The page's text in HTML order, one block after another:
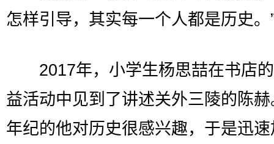
怎样引导，其实每一个人都是历史。
2017年，小学生杨思喆在书店
益活动中见到了讲述关外三陵的陈
年纪的他对历史很感兴趣，于是迅